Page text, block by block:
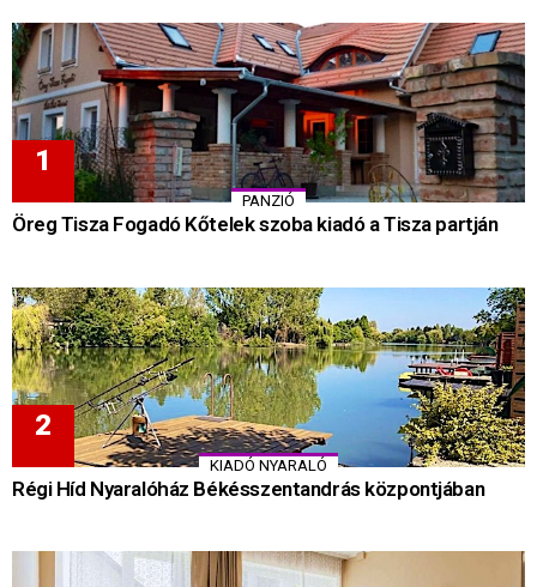
PANZIÓ
Öreg Tisza Fogadó Kőtelek szoba kiadó a Tisza partján
KIADÓ NYARALÓ
Régi Híd Nyaralóház Békésszentandrás központjában